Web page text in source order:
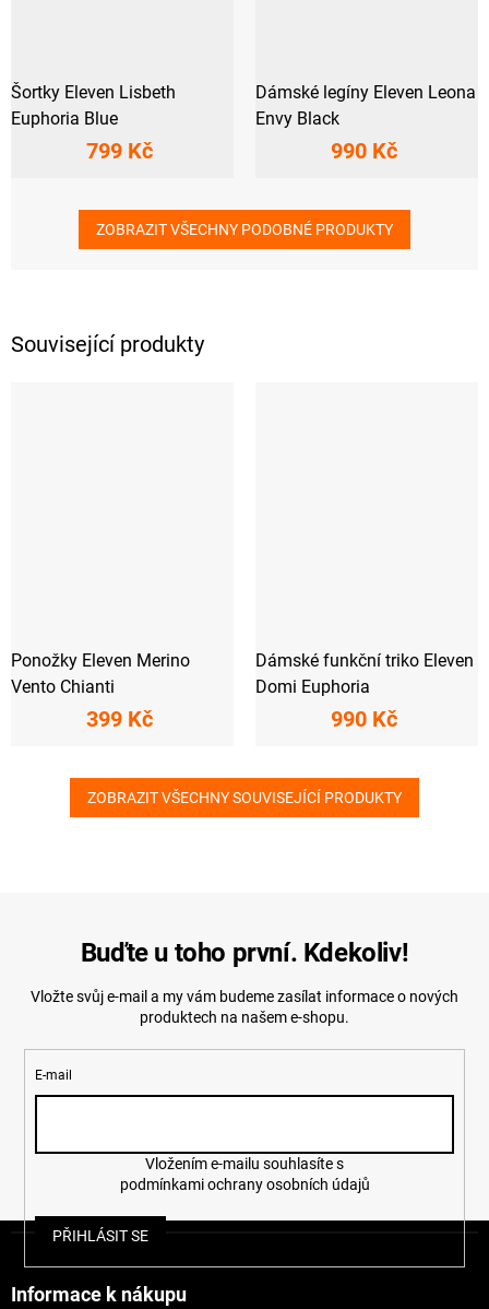
Související produkty
Ponožky Eleven Merino
Vento Chianti
399 Kč
Dámské funkční triko Eleven
Domi Euphoria
990 Kč
ZOBRAZIT VŠECHNY SOUVISEJÍCÍ PRODUKTY
Šortky Eleven Lisbeth
Euphoria Blue
799 Kč
Dámské legíny Eleven Leona
Envy Black
990 Kč
ZOBRAZIT VŠECHNY PODOBNÉ PRODUKTY
Buďte u toho první. Kdekoliv!
Vložte svůj e-mail a my vám budeme zasílat informace o nových
produktech na našem e-shopu.
E-mail
podmínkami ochrany osobních údajů
PŘIHLÁSIT SE
Informace k nákupu